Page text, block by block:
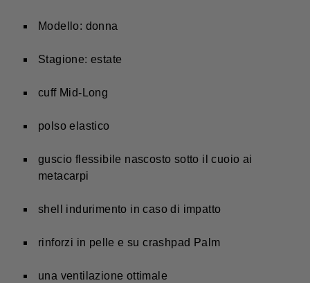
Modello: donna
Stagione: estate
cuff Mid-Long
polso elastico
guscio flessibile nascosto sotto il cuoio ai
metacarpi
shell indurimento in caso di impatto
rinforzi in pelle e su crashpad Palm
una ventilazione ottimale